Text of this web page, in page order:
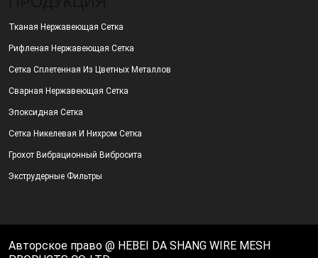
Тканая Нержавеющая Сетка
Рифленая Нержавеющая Сетка
Сетка Сплетенная Из Цветных Металлов
Сварная Нержавеющая Сетка
Эпоксидная Сетка
Сетка Никелевая И Нихром Сетка
Грохот Вибрационный Вибросита
Экструдерные Фильтры
Авторское право @ HEBEI DA SHANG WIRE MESH